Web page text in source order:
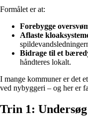
Formålet er at:
Forebygge
Aflaste
Bidrage til et
håndteres lokalt.
I mange kommuner er det
ved nybyggeri – og her er
Trin 1: